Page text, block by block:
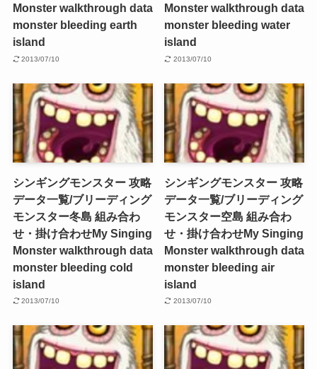
Monster walkthrough data
monster bleeding earth
island
2013/07/10
Monster walkthrough data
monster bleeding water
island
2013/07/10
シンギングモンスター 攻略
データ一覧/ブリーディング
モンスター冬島 組み合わ
せ・掛け合わせMy Singing
Monster walkthrough data
monster bleeding cold
island
2013/07/10
シンギングモンスター 攻略
データ一覧/ブリーディング
モンスター空島 組み合わ
せ・掛け合わせMy Singing
Monster walkthrough data
monster bleeding air
island
2013/07/10